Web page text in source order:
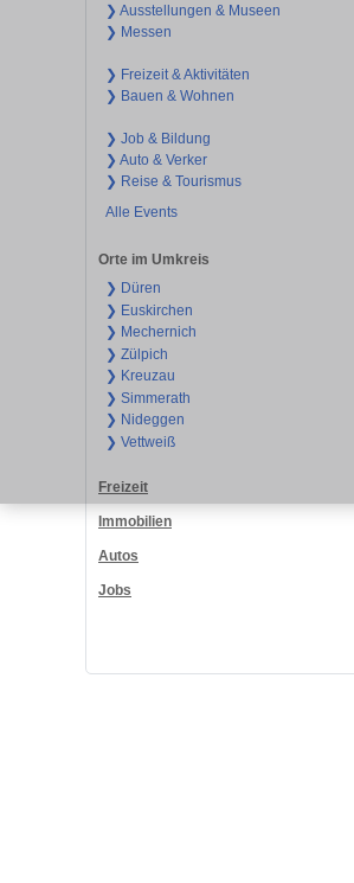
❯ Ausstellungen & Museen
❯ Messen
❯ Freizeit & Aktivitäten
❯ Bauen & Wohnen
❯ Job & Bildung
❯ Auto & Verker
❯ Reise & Tourismus
Alle Events
Orte im Umkreis
❯ Düren
❯ Euskirchen
❯ Mechernich
❯ Zülpich
❯ Kreuzau
❯ Simmerath
❯ Nideggen
❯ Vettweiß
Freizeit
Immobilien
Autos
Jobs